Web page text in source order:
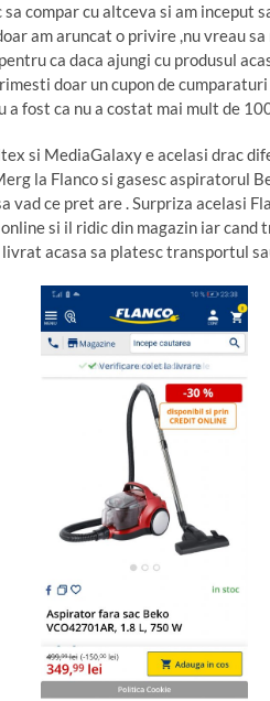
compar cu altceva si am inceput
am aruncat o privire ,nu vreau
ca daca ajungi cu produsul
doar un cupon de
fost ca nu a costat mai mult de
si MediaGalaxy e acelasi drac
la Flanco si gasesc aspiratorul
vad ce pret are . Surpriza acelasi
si il ridic din magazin iar
acasa sa platesc transportul